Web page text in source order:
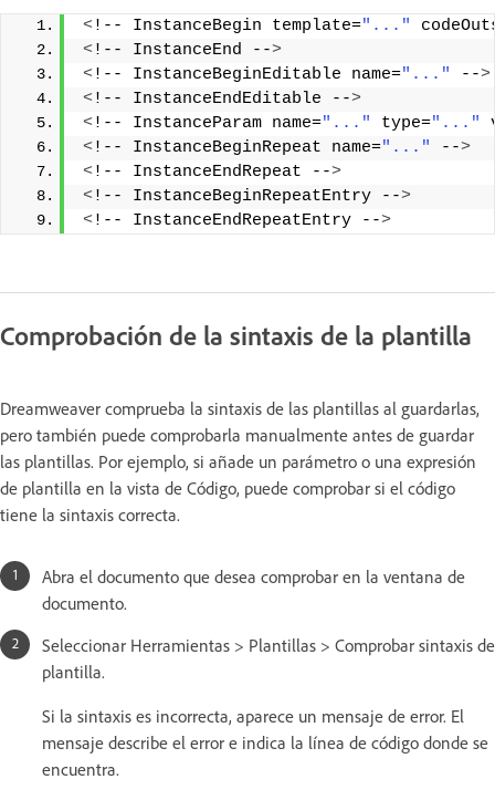
<!-- InstanceBegin template="..."
<!-- InstanceEnd -->
<!-- InstanceBeginEditable name="..." -->
<!-- InstanceEndEditable -->
<!-- InstanceParam name="..." type="..."
<!-- InstanceBeginRepeat name="..." -->
<!-- InstanceEndRepeat -->
<!-- InstanceBeginRepeatEntry -->
<!-- InstanceEndRepeatEntry -->
Comprobación de la sintaxis de la plantilla
Dreamweaver comprueba la sintaxis de las plantillas al guardarlas,
pero también puede comprobarla manualmente antes de guardar
las plantillas. Por ejemplo, si añade un parámetro o una expresión
de plantilla en la vista de Código, puede comprobar si el código
tiene la sintaxis correcta.
Abra el documento que desea comprobar en la ventana de
documento.
Seleccionar Herramientas > Plantillas > Comprobar sintaxis de
plantilla.
Si la sintaxis es incorrecta, aparece un mensaje de error. El
mensaje describe el error e indica la línea de código donde se
encuentra.